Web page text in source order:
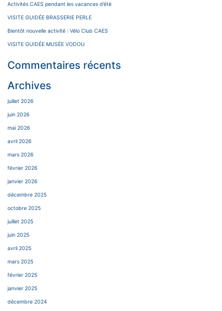
Activités CAES pendant les vacances d’été
VISITE GUIDÉE BRASSERIE PERLE
Bientôt nouvelle activité : Vélo Club CAES
VISITE GUIDÉE MUSÉE VODOU
Commentaires récents
Archives
juillet 2026
juin 2026
mai 2026
avril 2026
mars 2026
février 2026
janvier 2026
décembre 2025
octobre 2025
juillet 2025
juin 2025
avril 2025
mars 2025
février 2025
janvier 2025
décembre 2024